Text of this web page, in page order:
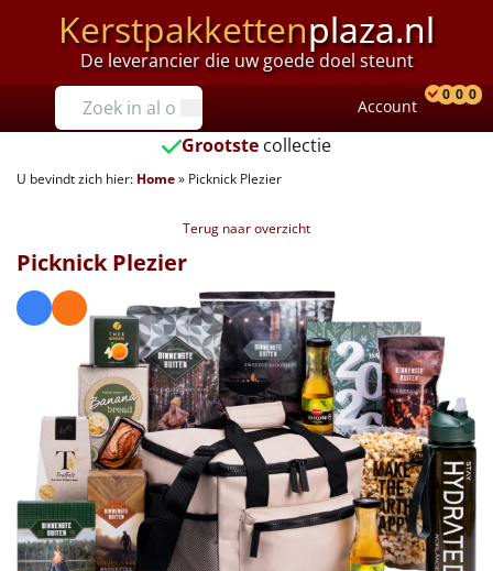
Kerstpakkettenplaza.nl
De leverancier die uw goede doel steunt
Prijzen
Tot €25
€25 tot €35
€40 tot €45
€45 tot €50
€50 tot €55
€55 tot €75
€75 tot €100
€100 en hoger
Account
0 0 0
Grootste collectie
U bevindt zich hier: Home» Picknick Plezier
Terug naar overzicht
Picknick Plezier